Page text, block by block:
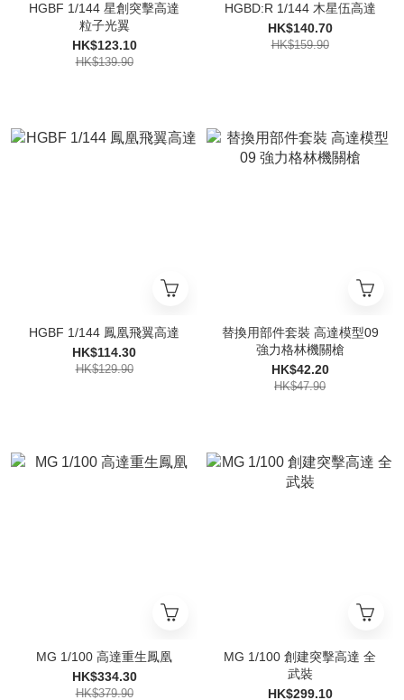
HGBF 1/144 星創突擊高達
粒子光翼
HK$123.10
HK$139.90
HGBD:R 1/144 木星伍高達
HK$140.70
HK$159.90
HGBF 1/144 鳳凰飛翼高達
HK$114.30
HK$129.90
替換用部件套裝 高達模型09
強力格林機關槍
HK$42.20
HK$47.90
MG 1/100 高達重生鳳凰
HK$334.30
HK$379.90
MG 1/100 創建突擊高達 全
武裝
HK$299.10